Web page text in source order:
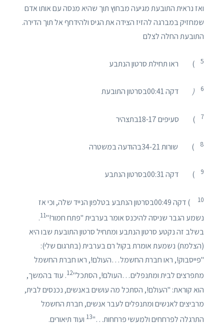
ואז נראית התובעת מגיעה מבחוץ תוך שהיא מנסה עם אותו אדם
שמחזיק במברגה להזיז הצידה את הגיס ולהידחף אל תוך הדירה.
התובעת החלה לצלם
5 ) ראו תחילת סרטון הנתבע
6
( דקה 00:41בסרטון התובעת
7 ) סעיפים 18-17בתצהיר
8 ) שורות 34-21בהודעה במשטרה
9 ) דקה 00:31בסרטון הנתבע
10
) דקה 00:49בסרטון הנתבע בטלפון הנייד שלה, וכי אז
נשמע הגבר שניסה להיכנס אומר בערבית "פתח חמור!"11
.
בשלב זה נקטע סרטון הנתבע ומתחיל סרטון התובעת שבו היא
(הצלמת) נשמעת אומרת בקול רם בערבית (בתרגום שלי):
"פייסבוק!, ראו חברת החשמל…העולם!, ראו חברת החשמל
מתפרצים לבית ומתנפלים…העולם!, הסתכל"12. עוד בהמשך,
הוא קוראת: "העולם!, הסתכל מה עושים באנשים, נכנסים לבית,
מרביצים לאנשים ומתנפלים לעבר אנשים, חברת החשמל
התרגלה לפרחחים ולמעשי פרחחות…"13 ועוד תיאורים.